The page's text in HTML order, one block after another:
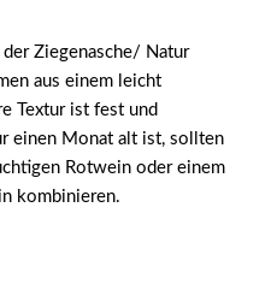
der Ziegenasche/ Natur
aus einem leicht
Textur ist fest und
einen Monat alt ist, sollten
Rotwein oder einem
kombinieren.